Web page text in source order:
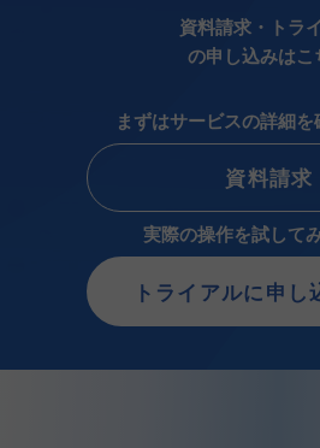
資料請求・トラ
の申し込みはこ
まずはサービスの詳細
資料請求
実際の操作を試して
トライアルに申し